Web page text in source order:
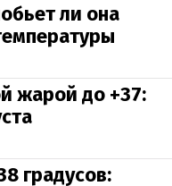
ли она
жарой до +37:
градусов: